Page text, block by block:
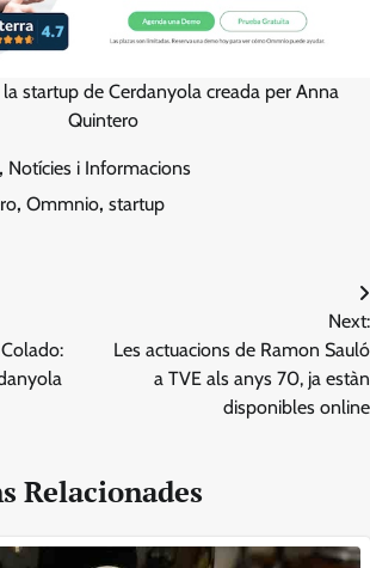
startup de Cerdanyola creada per Anna
Quintero
, Notícies i Informacions
, Ommnio, startup
Next:
Les actuacions de Ramon Sauló
a TVE als anys 70, ja estàn
disponibles online
Relacionades